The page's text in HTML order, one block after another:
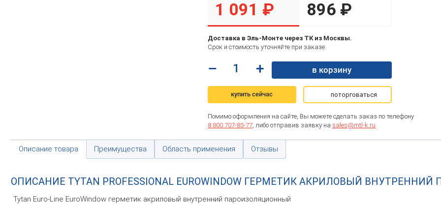
1 091 ₽ 896 ₽
Доставка в Эль-Монте через ТК из Москвы.
Срок и стоимость уточняйте при заказе.
– + в корзину
купить сейчас поторговаться
Помимо оформления на сайте, Вы можете сделать заказ по телефону
8 800 707-85-77 , либо отправив заявку на sales@mtl-k.ru
Описание товара Преимущества Область применения Отзывы
ОПИСАНИЕ TYTAN PROFESSIONAL EUROWINDOW ГЕРМЕТИК АКРИЛОВЫЙ
Tytan Euro-Line EuroWindow герметик акриловый внутренний пароизоляционный